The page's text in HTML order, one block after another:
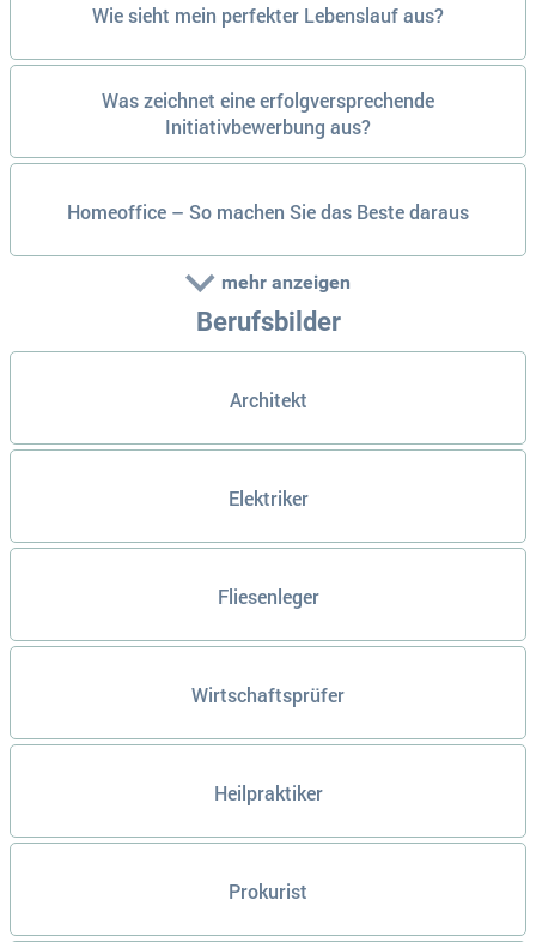
Wie sieht mein perfekter Lebenslauf aus?
Was zeichnet eine erfolgversprechende
Initiativbewerbung aus?
Homeoffice – So machen Sie das Beste daraus
mehr anzeigen
Berufsbilder
Architekt
Elektriker
Fliesenleger
Wirtschaftsprüfer
Heilpraktiker
Prokurist